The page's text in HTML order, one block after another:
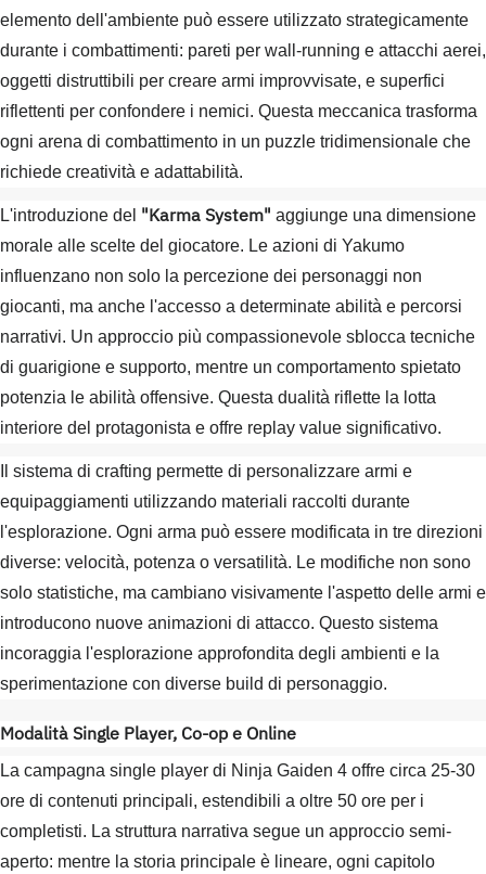
elemento dell'ambiente può essere utilizzato strategicamente
durante i combattimenti: pareti per wall-running e attacchi aerei,
oggetti distruttibili per creare armi improvvisate, e superfici
riflettenti per confondere i nemici. Questa meccanica trasforma
ogni arena di combattimento in un puzzle tridimensionale che
richiede creatività e adattabilità.
L'introduzione del "Karma System" aggiunge una dimensione
morale alle scelte del giocatore. Le azioni di Yakumo
influenzano non solo la percezione dei personaggi non
giocanti, ma anche l'accesso a determinate abilità e percorsi
narrativi. Un approccio più compassionevole sblocca tecniche
di guarigione e supporto, mentre un comportamento spietato
potenzia le abilità offensive. Questa dualità riflette la lotta
interiore del protagonista e offre replay value significativo.
Il sistema di crafting permette di personalizzare armi e
equipaggiamenti utilizzando materiali raccolti durante
l'esplorazione. Ogni arma può essere modificata in tre direzioni
diverse: velocità, potenza o versatilità. Le modifiche non sono
solo statistiche, ma cambiano visivamente l'aspetto delle armi e
introducono nuove animazioni di attacco. Questo sistema
incoraggia l'esplorazione approfondita degli ambienti e la
sperimentazione con diverse build di personaggio.
Modalità Single Player, Co-op e Online
La campagna single player di Ninja Gaiden 4 offre circa 25-30
ore di contenuti principali, estendibili a oltre 50 ore per i
completisti. La struttura narrativa segue un approccio semi-
aperto: mentre la storia principale è lineare, ogni capitolo